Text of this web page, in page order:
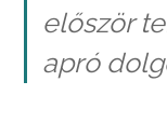
először
apró